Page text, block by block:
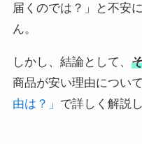
届くのでは？」と不安
ん。
しかし、結論として、
商品が安い理由について
由は？」 で詳しく解説し